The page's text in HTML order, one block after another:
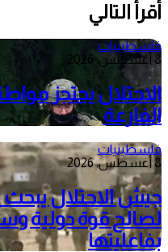
أقرأ التالي
فلسطينيات
8 أغسطس، 2026
الاحتلال يحتجز
الفارعة
فلسطينيات
8 أغسطس، 2026
جيش الاحتلال يبحث
لصالح قوة دولية
بفاعليتها